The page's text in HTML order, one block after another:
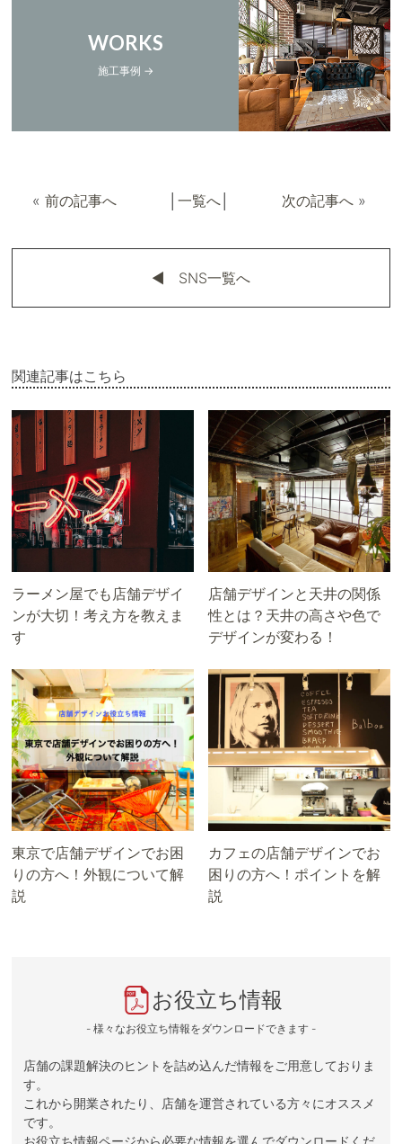
WORKS
施工事例 →
« 前の記事へ 一覧へ│ 次の記事へ»
◀︎ SNS一覧へ
関連記事はこちら
ラーメン屋でも店舗デザイ
ンが大切！考え方を教えま
す
店舗デザインと天井の関係
性とは？天井の高さや色で
デザインが変わる！
東京で店舗デザインでお困
りの方へ！外観について解
説
カフェの店舗デザインでお
困りの方へ！ポイントを解
説
お役立ち情報
- 様々なお役立ち情報をダウンロードできます -
店舗の課題解決のヒントを詰め込んだ情報をご用意しておりま
す。
これから開業されたり、店舗を運営されている方々にオススメ
です。
お役立ち情報ページから必要な情報を選んでダウンロードくだ